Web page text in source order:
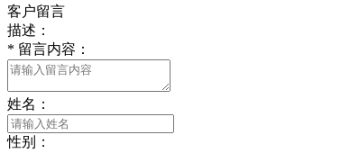
客户留言
描述：
* 留言内容：
姓名：
性别：